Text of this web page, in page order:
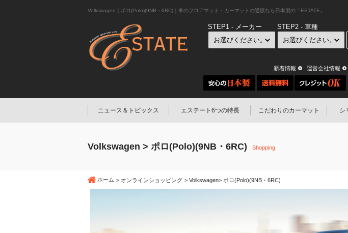
Volkswagen｜ポロ(Polo)(9NB・6RC)｜車のフロアマット・カーマットの通販なら日本製の「ESTATE」
STEP1 - メーカー STEP2 - 車種
運営会社情報
新着情報
ニュース＆トピックス エステート6つの特長 こだわりのカーマット シ
Volkswagen > ポロ(Polo)(9NB・6RC) Shopping
ホーム オンラインショッピング Volkswagen ポロ(Polo)(9NB・6RC)